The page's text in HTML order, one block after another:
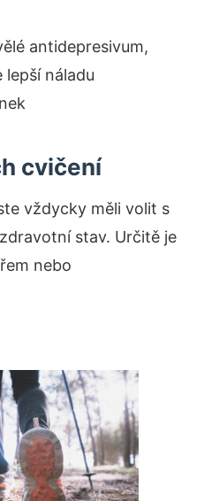
antidepresivum,
lepší náladu
cvičení
vždycky měli volit s
stav. Určitě je
nebo